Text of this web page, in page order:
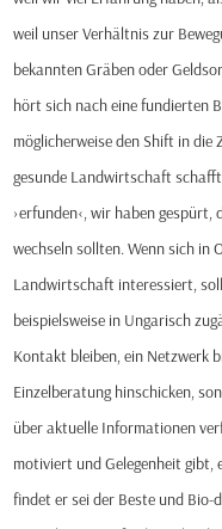
weil unser Verhältnis zur
bekannten Gräben oder
hört sich nach eine fundierten
möglicherweise den Shift in
gesunde Landwirtschaft
›erfunden‹, wir haben
wechseln sollten. Wenn sich in
Landwirtschaft interessiert,
beispielsweise in Ungarisch
Kontakt bleiben, ein Netzwerk
Einzelberatung hinschicken,
über aktuelle Informationen
motiviert und Gelegenheit gibt,
findet er sei der Beste und Bio-